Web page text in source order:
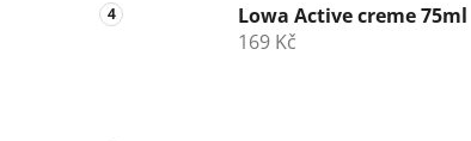
Lowa Active creme 75ml
169 Kč